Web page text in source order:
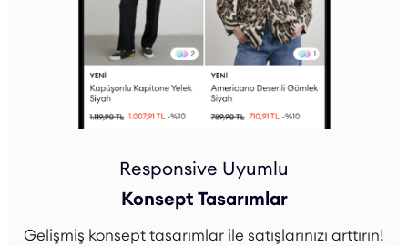
Responsive Uyumlu
Konsept Tasarımlar
Gelişmiş konsept tasarımlar ile satışlarınızı arttırın!